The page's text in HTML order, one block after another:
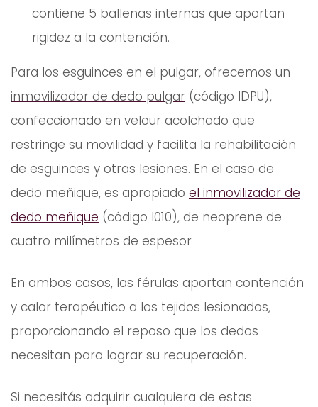
contiene 5 ballenas internas que aportan
rigidez a la contención.
Para los esguinces en el pulgar, ofrecemos un
inmovilizador de dedo pulgar (código IDPU),
confeccionado en velour acolchado que
restringe su movilidad y facilita la rehabilitación
de esguinces y otras lesiones. En el caso de
dedo meñique, es apropiado el inmovilizador de
dedo meñique (código I010), de neoprene de
cuatro milímetros de espesor
En ambos casos, las férulas aportan contención
y calor terapéutico a los tejidos lesionados,
proporcionando el reposo que los dedos
necesitan para lograr su recuperación.
Si necesitás adquirir cualquiera de estas